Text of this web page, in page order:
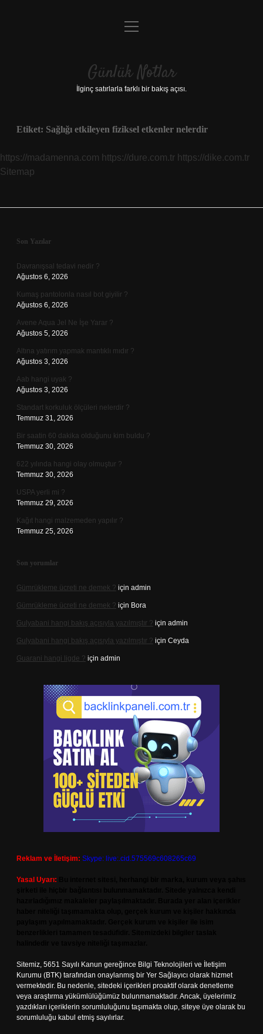
Anasayfa
Yasal Uyarı
menüyü
Günlük Notlar
İlginç satırlarla farklı bir bakış açısı.
Etiket: Sağlığı etkileyen fiziksel etkenler nelerdir
https://madamenna.com https://dure.com.tr https://dike.com.tr
Sitemap
Sidebar
Son Yazılar
Davranışsal tedavi nedir ?
Ağustos 6, 2026
Kumaş pantolonla nasıl bot giyilir ?
Ağustos 6, 2026
Avene Aqua Jel Ne İşe Yarar ?
Ağustos 5, 2026
Altına yatırım yapmak mantıklı mıdır ?
Ağustos 3, 2026
Aab hangi uyak ?
Ağustos 3, 2026
Standart korkuluk ölçüleri nelerdir ?
Temmuz 31, 2026
Bir saatin 60 dakika olduğunu kim buldu ?
Temmuz 30, 2026
622 yılında hangi olay olmuştur ?
Temmuz 30, 2026
USPA yerli mi ?
Temmuz 29, 2026
Kağıt hangi malzemeden yapılır ?
Temmuz 25, 2026
Son yorumlar
Gümrükleme ücreti ne demek ? için admin
Gümrükleme ücreti ne demek ? için Bora
Gulyabani hangi bakış açısıyla yazılmıştır ? için admin
Gulyabani hangi bakış açısıyla yazılmıştır ? için Ceyda
Guarani hangi ligde ? için admin
Reklam ve İletişim: Skype: live:.cid.575569c608265c69
Yasal Uyarı:
Sitemiz, 5651 Sayılı Kanun gereğince Bilgi Teknolojileri ve İletişim
Kurumu (BTK) tarafından onaylanmış bir Yer Sağlayıcı olarak hizmet
vermektedir. Bu nedenle, sitedeki içerikleri proaktif olarak denetleme
veya araştırma yükümlülüğümüz bulunmamaktadır. Ancak, üyelerimiz
yazdıkları içeriklerin sorumluluğunu taşımakta olup, siteye üye olarak bu
sorumluluğu kabul etmiş sayılırlar.